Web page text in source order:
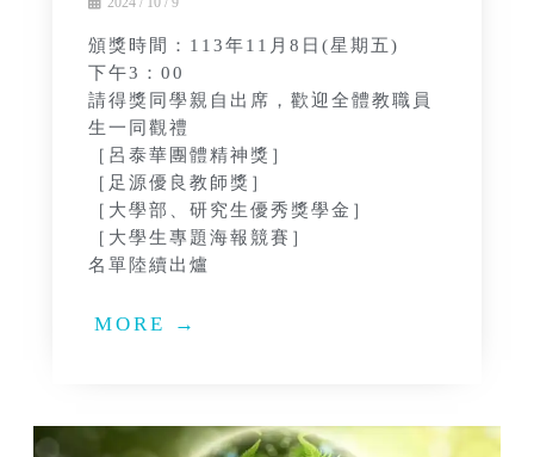
頒獎時間：113年11月8日(星期五)
下午3：00
請得獎同學親自出席，歡迎全體教職員
生一同觀禮
［呂泰華團體精神獎］
［足源優良教師獎］
［大學部、研究生優秀獎學金］
［大學生專題海報競賽］
名單陸續出爐
MORE →